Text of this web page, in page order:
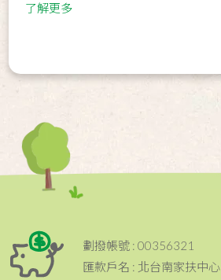
了解更多
劃撥帳號 : 00356321
匯款戶名 : 北台南家扶中心